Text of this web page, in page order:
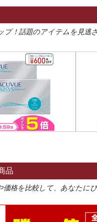
！話題のアイテムを見逃
品
価格を比較して、あなたに